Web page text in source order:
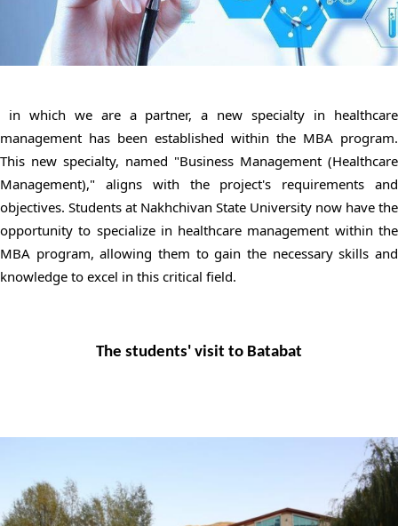
in which we are a partner, a new specialty in healthcare
management has been established within the MBA program.
This new specialty, named "Business Management (Healthcare
Management)," aligns with the project's requirements and
objectives. Students at Nakhchivan State University now have the
opportunity to specialize in healthcare management within the
MBA program, allowing them to gain the necessary skills and
knowledge to excel in this critical field.
The students' visit to Batabat